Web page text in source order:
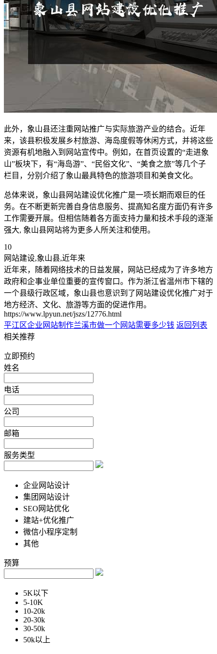
此外，象山县还注重网站推广与实际旅游产业的结合。近年
来，该县积极发展乡村旅游、海岛度假等休闲方式，并将这些
资源有机地融入到网站宣传中。例如，在首页设置的“走进象
山”板块下，有“海岛游”、“民俗文化”、“美食之旅”等几个子
栏目，分别介绍了象山最具特色的旅游项目和美食文化。
总体来说，象山县网站建设优化推广是一项长期而艰巨的任
务。在不断更新完善自身信息服务、提高知名度方面仍有许多
工作需要开展。但相信随着各方面支持力量和技术手段的逐渐
强大, 象山县网站将为更多人所关注和使用。
10
网站建设,象山县,近年来
近年来，随着网络技术的日益发展，网站已经成为了许多地方
政府和企事业单位重要的宣传窗口。作为浙江省温州市下辖的
一个县级行政区域，象山县也意识到了网站建设优化推广对于
地方经济、文化、旅游等方面的促进作用。
https://www.lpyun.net/jszs/12776.html
平江区企业网站制作兰溪市做一个网站需要多少钱 返回列表
相关推荐
立即预约
姓名
电话
公司
邮箱
服务类型
企业网站设计
集团网站设计
SEO网站优化
建站+优化推广
微信小程序定制
其他
预算
5K以下
5-10K
10-20k
20-30k
30-50k
50k以上